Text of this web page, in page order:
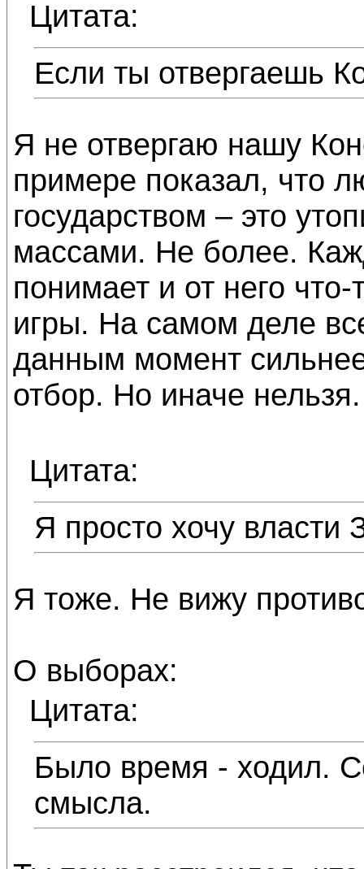
Цитата:
Если ты отвергаешь
Я не отвергаю нашу
примере показал, что
государством – это
массами. Не более.
понимает и от него
игры. На самом деле
данным момент
отбор. Но иначе
Цитата:
Я просто хочу власти
Я тоже. Не вижу
О выборах:
Цитата:
Было время - ходил.
смысла.